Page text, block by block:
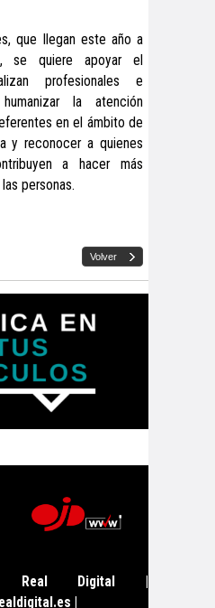
que llegan este año a
se quiere apoyar el
profesionales e
la atención
en el ámbito de
y reconocer a quienes
a hacer más
personas.
Real Digital |